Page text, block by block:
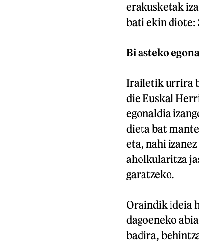
erakusketak
bati ekin diote:
Bi asteko
Irailetik urrira
die Euskal
egonaldia
dieta bat
eta, nahi
aholkularitza
garatzeko.
Oraindik ideia
dagoeneko
badira,